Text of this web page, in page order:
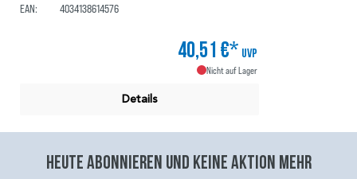
EAN:
4034138614576
40,51 €* UVP
Nicht auf Lager
Details
Heute abonnieren und keine aktion mehr